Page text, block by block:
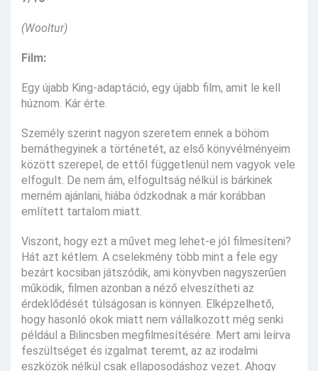
(Wooltur)
Film:
Egy újabb King-adaptáció, egy újabb film, amit le kell
húznom. Kár érte.
Személy szerint nagyon szeretem ennek a böhöm
bernáthegyinek a történetét, az első könyvélményeim
között szerepel, de ettől függetlenül nem vagyok vele
elfogult. De nem ám, elfogultság nélkül is bárkinek
merném ajánlani, hiába ódzkodnak a már korábban
említett tartalom miatt.
Viszont, hogy ezt a művet meg lehet-e jól filmesíteni?
Hát azt kétlem. A cselekmény több mint a fele egy
bezárt kocsiban játszódik, ami könyvben nagyszerűen
működik, filmen azonban a néző elveszítheti az
érdeklődését túlságosan is könnyen. Elképzelhető,
hogy hasonló okok miatt nem vállalkozott még senki
például a Bilincsben megfilmesítésére. Mert ami leírva
feszültséget és izgalmat teremt, az az irodalmi
eszközök nélkül csak ellaposodáshoz vezet. Ahogy